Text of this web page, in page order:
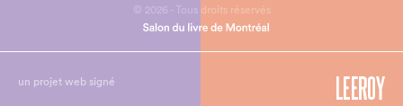
© 2026 - Tous droits réservés
un projet web signé